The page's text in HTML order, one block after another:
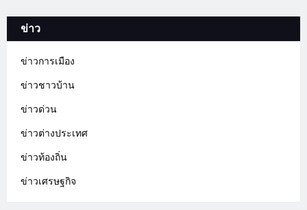
ข่าว
ข่าวการเมือง
ข่าวชาวบ้าน
ข่าวด่วน
ข่าวต่างประเทศ
ข่าวท้องถิ่น
ข่าวเศรษฐกิจ